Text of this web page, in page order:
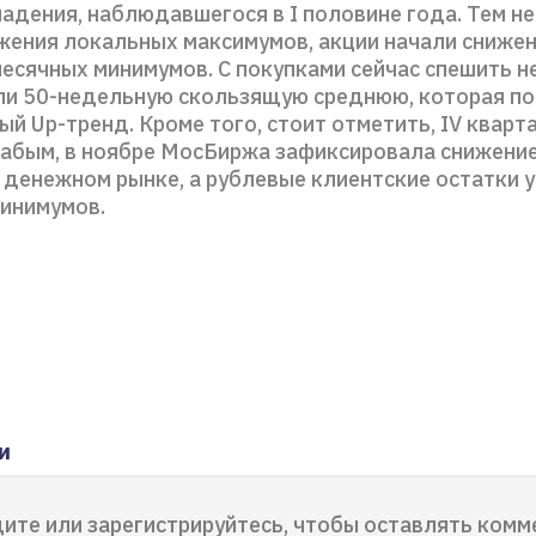
наблюдавшегося в I половине года. Тем
локальных максимумов, акции начали
минимумов. С покупками сейчас спешить
50-недельную скользящую среднюю, которая
Up-тренд. Кроме того, стоит отметить, IV
в ноябре МосБиржа зафиксировала
рынке, а рублевые клиентские остатки
или зарегистрируйтесь, чтобы оставлять